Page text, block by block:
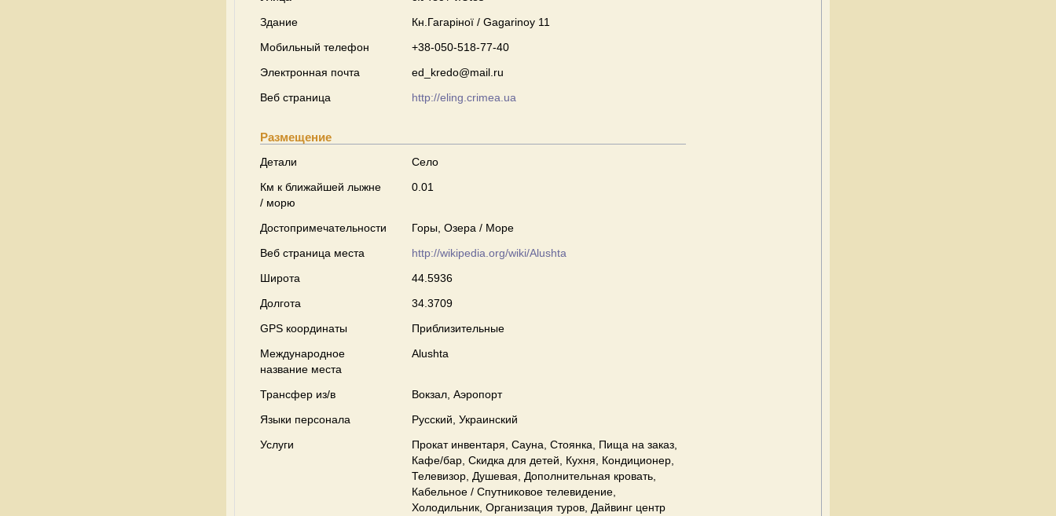
Здание
Кн.Гагаріної / Gagarinoy 11
Мобильный телефон
+38-050-518-77-40
Электронная почта
ed_kredo@mail.ru
Веб страница
http://eling.crimea.ua
Размещение
Детали
Село
Км к ближайшей лыжне
/ морю
0.01
Достопримечательности
Горы, Озера / Море
Веб страница места
http://wikipedia.org/wiki/Alushta
Широта
44.5936
Долгота
34.3709
GPS координаты
Приблизительные
Международное
название места
Alushta
Трансфер из/в
Вокзал, Аэропорт
Языки персонала
Русский, Украинский
Услуги
Прокат инвентаря, Сауна, Стоянка, Пища на заказ,
Кафе/бар, Скидка для детей, Кухня, Кондиционер,
Телевизор, Душевая, Дополнительная кровать,
Кабельное / Спутниковое телевидение,
Холодильник, Организация туров, Дайвинг центр